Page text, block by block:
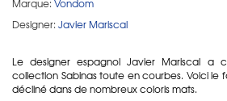
Designer: Javier Mariscal
Le designer espagnol Javier Mariscal a
collection Sabinas toute en courbes. Voici le
décliné dans de nombreux coloris mats.